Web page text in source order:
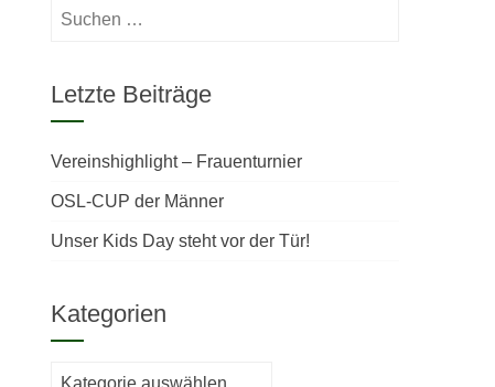
Suchen
Letzte Beiträge
Vereinshighlight – Frauenturnier
OSL-CUP der Männer
Unser Kids Day steht vor der Tür!
Kategorien
Kategorien